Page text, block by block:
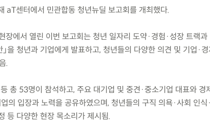
aT센터에서 민관합동 청년뉴딜 보고회를 개최했다.
장에서 열린 이번 보고회는 청년 일자리 도약·경험·성장 트랙과
을 청년과 기업에게 발표하고, 청년들의 다양한 의견 및 기업·
.
총 53명이 참석하고, 주요 대기업 및 중견·중소기업 대표와 경
의 입장과 노력을 공유하였으며, 청년들의 구직 의욕·사회 인식
등 다양한 현장 목소리가 제시됨.